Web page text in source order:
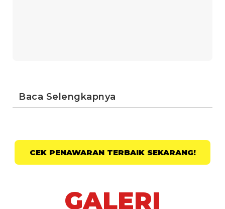
Baca Selengkapnya
CEK PENAWARAN TERBAIK SEKARANG!
GALERI